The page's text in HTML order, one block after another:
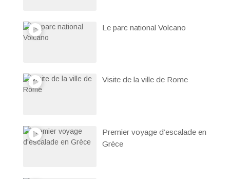
Le parc national Volcano
Visite de la ville de Rome
Premier voyage d’escalade en
Grèce